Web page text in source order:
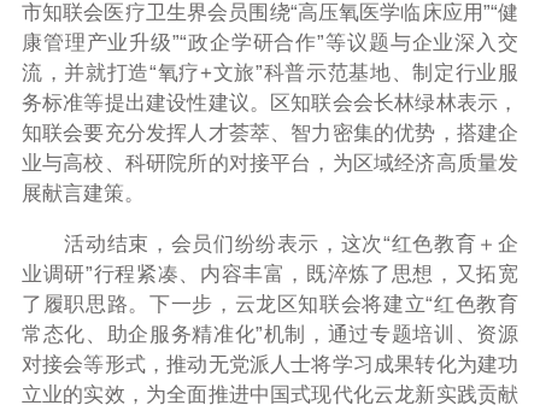
市知联会医疗卫生界会员围绕“高压氧医学临床应用”“健
康管理产业升级”“政企学研合作”等议题与企业深入交
流，并就打造“氧疗+文旅”科普示范基地、制定行业服
务标准等提出建设性建议。区知联会会长林绿林表示，
知联会要充分发挥人才荟萃、智力密集的优势，搭建企
业与高校、科研院所的对接平台，为区域经济高质量发
展献言建策。
活动结束，会员们纷纷表示，这次“红色教育＋企
业调研”行程紧凑、内容丰富，既淬炼了思想，又拓宽
了履职思路。下一步，云龙区知联会将建立“红色教育
常态化、助企服务精准化”机制，通过专题培训、资源
对接会等形式，推动无党派人士将学习成果转化为建功
立业的实效，为全面推进中国式现代化云龙新实践贡献